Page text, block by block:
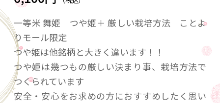
一等米 舞姫 つや姫＋ 厳しい栽培方法 ことよ
りモール限定
つや姫は他銘柄と大きく違います！！
つや姫は幾つもの厳しい決まり事、栽培方法で
つくられています
安全・安心をお求めの方におすすめしたく思い